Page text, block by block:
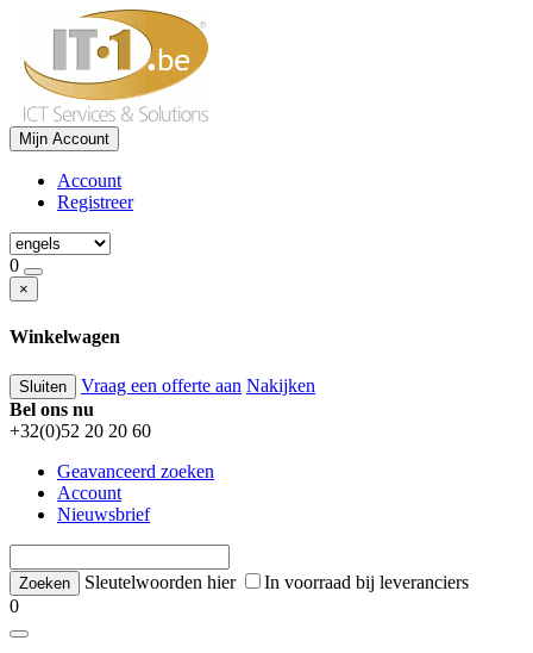
Mijn Account
Account
Registreer
0
×
Winkelwagen
Sluiten Vraag een offerte aan Nakijken
Bel ons nu
+32(0)52 20 20 60
Geavanceerd zoeken
Account
Nieuwsbrief
Sleutelwoorden hier
In voorraad bij leveranciers
0